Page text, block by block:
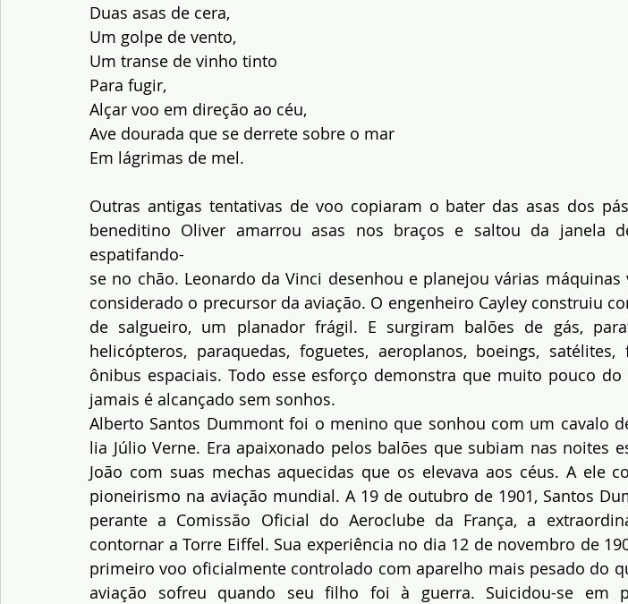
Duas asas de cera,
Um golpe de vento,
Um transe de vinho tinto
Para fugir,
Alçar voo em direção ao céu,
Ave dourada que se derrete sobre o mar
Em lágrimas de mel.
Outras antigas tentativas de voo copiaram o bater das asas dos
beneditino Oliver amarrou asas nos braços e saltou da janela
espatifando-
se no chão. Leonardo da Vinci desenhou e planejou várias máquinas
considerado o precursor da aviação. O engenheiro Cayley construiu
de salgueiro, um planador frágil. E surgiram balões de gás,
helicópteros, paraquedas, foguetes, aeroplanos, boeings, satélites,
ônibus espaciais. Todo esse esforço demonstra que muito pouco do
jamais é alcançado sem sonhos.
Alberto Santos Dummont foi o menino que sonhou com um cavalo
lia Júlio Verne. Era apaixonado pelos balões que subiam nas noites
João com suas mechas aquecidas que os elevava aos céus. A ele
pioneirismo na aviação mundial. A 19 de outubro de 1901, Santos
perante a Comissão Oficial do Aeroclube da França, a
contornar a Torre Eiffel. Sua experiência no dia 12 de novembro de
primeiro voo oficialmente controlado com aparelho mais pesado do
aviação sofreu quando seu filho foi à guerra. Suicidou-se em